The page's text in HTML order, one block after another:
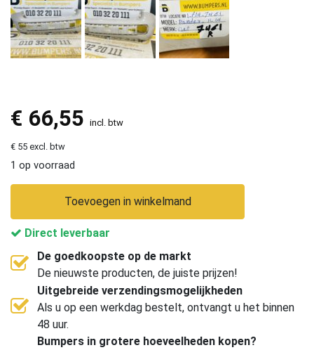
€ 66,55 incl. btw
€ 55 excl. btw
1 op voorraad
Toevoegen in winkelmand
Direct leverbaar
De goedkoopste op de markt
De nieuwste producten, de juiste prijzen!
Uitgebreide verzendingsmogelijkheden
Als u op een werkdag bestelt, ontvangt u het binnen
48 uur.
Bumpers in grotere hoeveelheden kopen?